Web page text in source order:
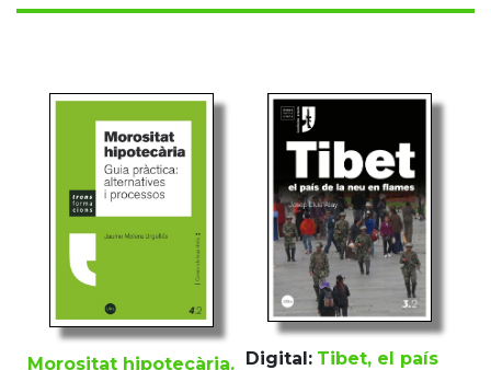
Morositat hipotecària. Digital: Tibet, el país